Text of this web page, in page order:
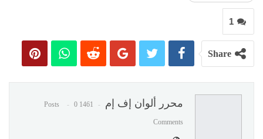
1
Share
محرر ألوان إف إم 1461 Posts
0
Comments